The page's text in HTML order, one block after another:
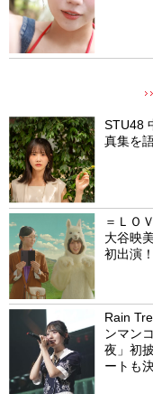
STU48
真集を語
＝ＬＯ
大谷映
初出演！
Rain
ンマン
夜」初
ートも